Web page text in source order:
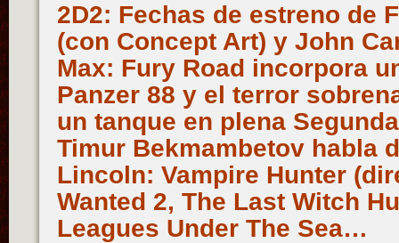
2D2: Fechas de estreno de
(con Concept Art) y John
Max: Fury Road incorpora
Panzer 88 y el terror
un tanque en plena
Timur Bekmambetov habla
Lincoln: Vampire Hunter
Wanted 2, The Last Witch
Leagues Under The Sea…